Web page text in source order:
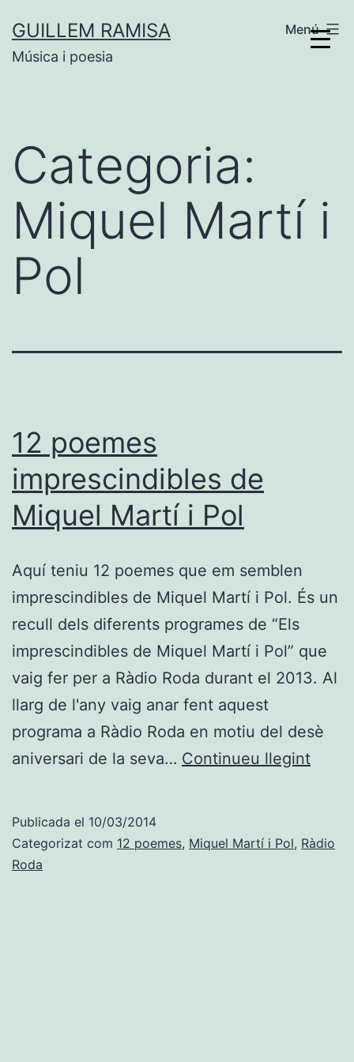
contingut
GUILLEM RAMISA
Música i poesia
Menú
Categoria:
Miquel Martí i
Pol
12 poemes
imprescindibles de
Miquel Martí i Pol
Aquí teniu 12 poemes que em semblen
imprescindibles de Miquel Martí i Pol. És un
recull dels diferents programes de “Els
imprescindibles de Miquel Martí i Pol” que
vaig fer per a Ràdio Roda durant el 2013. Al
llarg de l'any vaig anar fent aquest
programa a Ràdio Roda en motiu del desè
aniversari de la seva… Continueu llegint12
de
Publicada el 10/03/2014
Categorizat com 12 poemes, Miquel Martí i Pol, Ràdio
Roda